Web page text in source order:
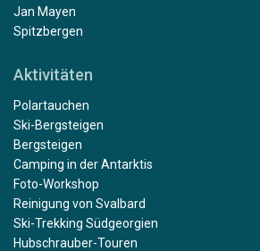
Jan Mayen
Spitzbergen
Aktivitäten
Polartauchen
Ski-Bergsteigen
Bergsteigen
Camping in der Antarktis
Foto-Workshop
Reinigung von Svalbard
Ski-Trekking Südgeorgien
Hubschrauber-Touren